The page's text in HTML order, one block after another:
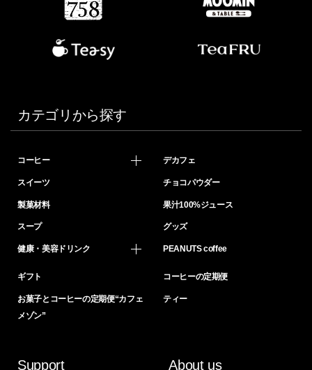
カテゴリから探す
コーヒー デカフェ
スイーツ チョコパウダー
製菓材料 果汁100%ジュース
スープ グッズ
健康・美容ドリンク PEANUTS coffee
ギフト コーヒーの定期便
お菓子とコーヒーの定期便“カフェ
メゾン”
ティー
Support About us